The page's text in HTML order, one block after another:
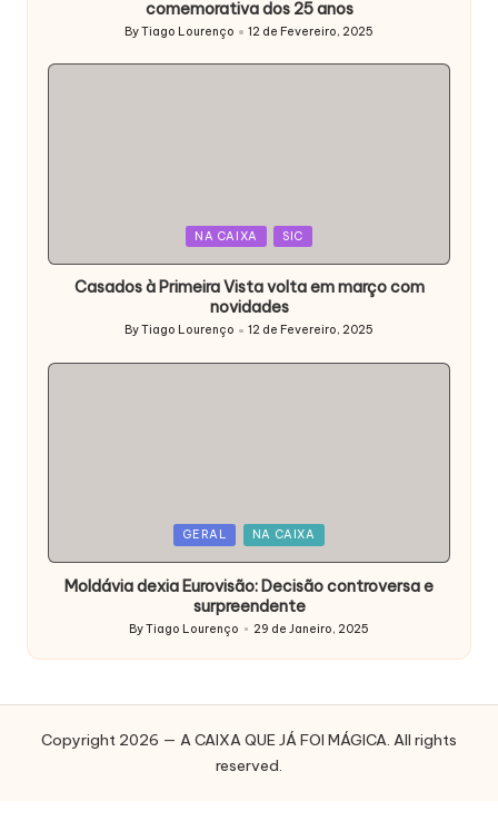
comemorativa dos 25 anos
Posted
by
ByTiago Lourenço 12 de Fevereiro, 2025
NA CAIXA SIC
Casados à Primeira Vista volta em março com
novidades
Posted
ByTiago Lourenço 12 de Fevereiro, 2025
GERAL NA CAIXA
Moldávia dexia Eurovisão: Decisão controversa e
surpreendente
Posted
by
ByTiago Lourenço 29 de Janeiro, 2025
Copyright 2026 — A CAIXA QUE JÁ FOI MÁGICA. All rights
reserved.